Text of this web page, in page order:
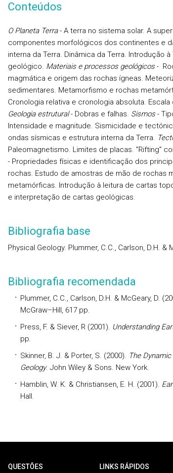
Conteúdos
O Planeta Terra- A terra no sistema solar. A
componentes morfológicos dos continentes e
interna da Terra. Dinâmica da Terra. Introdução
geológico. Materiais e processos geológicos-
magmática e origem das rochas ígneas.
sedimentares. Metamorfismo e rochas
Cronologia relativa e cronologia absoluta.
Geologia estrutural- Dobras e falhas. Sismos-
Intensidade e magnitude. Sismicidade e
ondas sísmicas e estrutura interna da Terra.
Paleomagnetismo. Limites de placas. "Rifting"
-Propriedades físicas e identificação dos
rochas. Estudo de amostras de mão de rochas
metamórficas. Introdução à leitura de cartas
e interpretação de cartas geológicas.
Bibliografia base
Physical Geology. Plummer, C.C., Carlson, D.H. &
Bibliografia recomendada
Plummer, C.C., Carlson, D.H. & McGeary, D.
McGraw–Hill, 617 pp.
Press, F. & Siever, R (2001). Understanding
pp.
Skinner, B. J. & Porter, S. (2000). The
Geology. John Wiley & Sons. New York.
Hamblin, W. K. & Christiansen, E. H. (2001).
Hall.
QUESTÕES LINKS RÁPIDOS